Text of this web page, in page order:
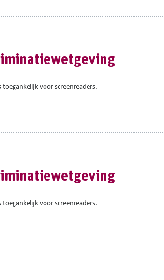
toegankelijk voor screenreaders.
toegankelijk voor screenreaders.